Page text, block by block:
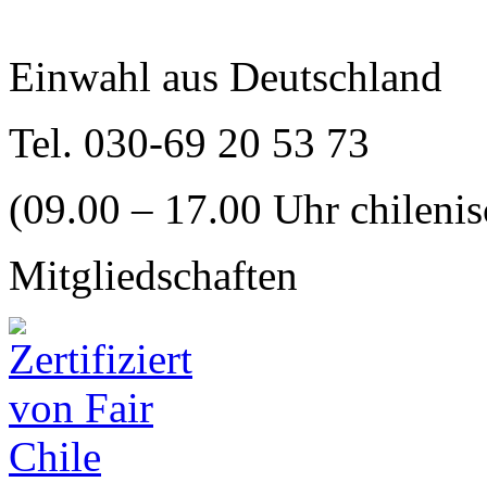
Einwahl aus Deutschland
Tel. 030-69 20 53 73
(09.00 – 17.00 Uhr
Mitgliedschaften